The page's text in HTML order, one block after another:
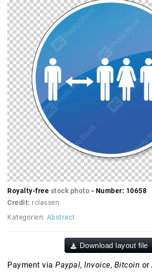
Royalty-free stock photo - Number: 10658
Credit: rclassen
Kategorien: Abstract
Download layout file
Payment via Paypal, Invoice, Bitcoin or